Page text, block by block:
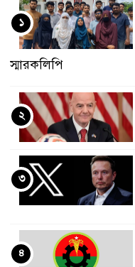
স্মারকলিপি
১
২
৩
৪